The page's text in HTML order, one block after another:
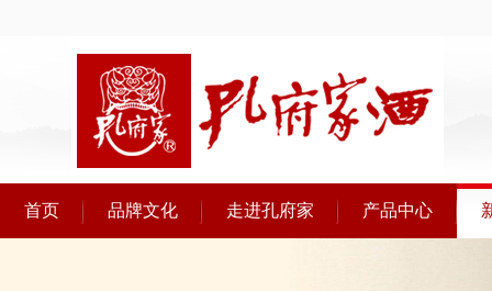
首页 品牌文化 走进孔府家 产品中心